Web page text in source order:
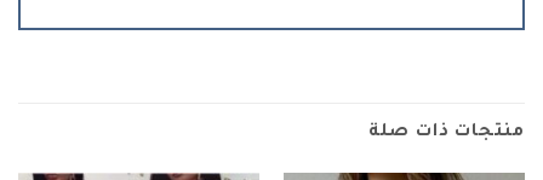
منتجات ذات صلة